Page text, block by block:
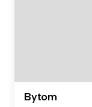
Bytom